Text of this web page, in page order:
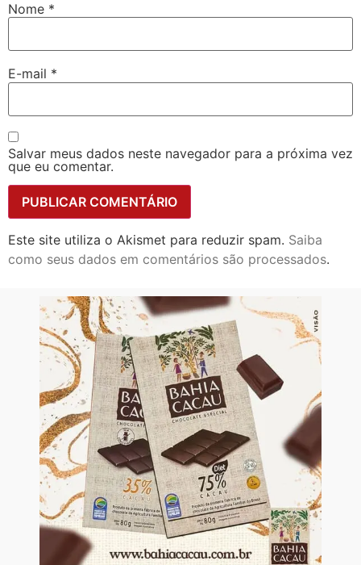
Nome *
E-mail *
Salvar meus dados neste navegador para a próxima vez
que eu comentar.
Este site utiliza o Akismet para reduzir spam. Saiba
como seus dados em comentários são processados.